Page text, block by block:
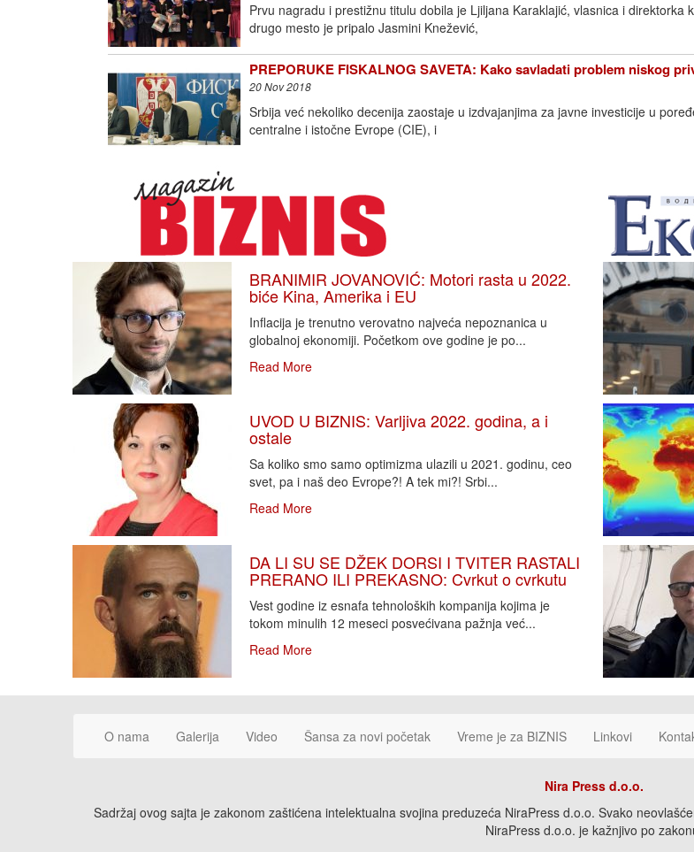
Prvu nagradu i prestižnu titulu dobila je Ljiljana Karaklajić, vlasnica i direktorka
drugo mesto je pripalo Jasmini Knežević,
PREPORUKE FISKALNOG SAVETA: Kako savladati problem niskog
20 Nov 2018
Srbija već nekoliko decenija zaostaje u izdvajanjima za javne investicije u
centralne i istočne Evrope (CIE), i
BRANIMIR JOVANOVIĆ: Motori rasta u 2022.
biće Kina, Amerika i EU
Inflacija je trenutno verovatno najveća nepoznanica u
globalnoj ekonomiji. Početkom ove godine je po...
Read More
UVOD U BIZNIS: Varljiva 2022. godina, a i
ostale
Sa koliko smo samo optimizma ulazili u 2021. godinu, ceo
svet, pa i naš deo Evrope?! A tek mi?! Srbi...
Read More
DA LI SU SE DŽEK DORSI I TVITER RASTALI
PRERANO ILI PREKASNO: Cvrkut o cvrkutu
Vest godine iz esnafa tehnoloških kompanija kojima je
tokom minulih 12 meseci posvećivana pažnja već...
Read More
O nama Galerija Video Šansa za novi početak Vreme je za BIZNIS Linkovi
Nira Press d.o.o.
Sadržaj ovog sajta je zakonom zaštićena intelektualna svojina preduzeća NiraPress d.o.o. Svako
NiraPress d.o.o. je kažnjivo po